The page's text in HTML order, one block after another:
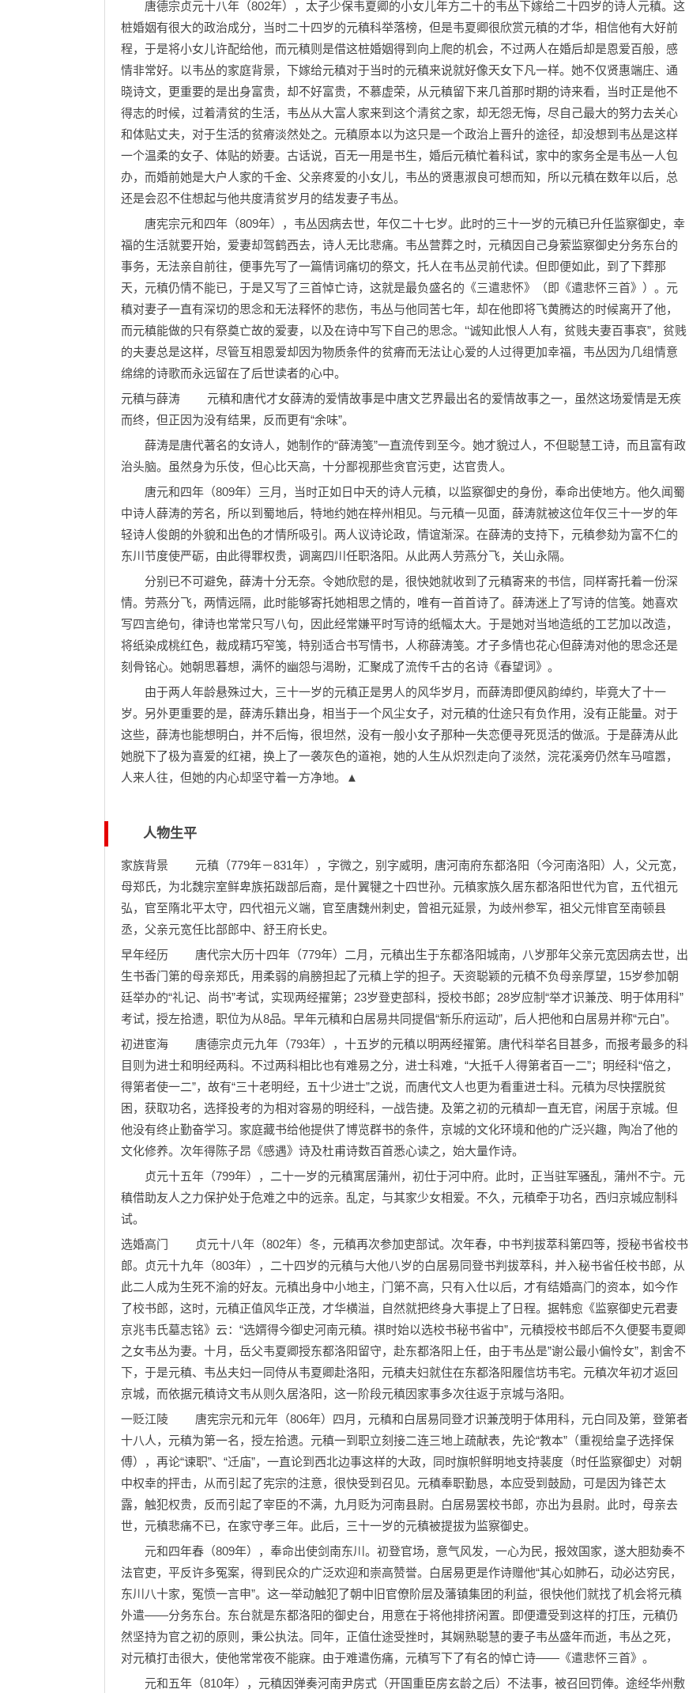
唐德宗贞元十八年（802年），太子少保韦夏卿的小女儿年方二十的韦丛下嫁给二十四岁的诗人元稹。这
桩婚姻有很大的政治成分，当时二十四岁的元稹科举落榜，但是韦夏卿很欣赏元稹的才华，相信他有大好前
程，于是将小女儿许配给他，而元稹则是借这桩婚姻得到向上爬的机会，不过两人在婚后却是恩爱百般，感
情非常好。以韦丛的家庭背景，下嫁给元稹对于当时的元稹来说就好像天女下凡一样。她不仅贤惠端庄、通
晓诗文，更重要的是出身富贵，却不好富贵，不慕虚荣，从元稹留下来几首那时期的诗来看，当时正是他不
得志的时候，过着清贫的生活，韦丛从大富人家来到这个清贫之家，却无怨无悔，尽自己最大的努力去关心
和体贴丈夫，对于生活的贫瘠淡然处之。元稹原本以为这只是一个政治上晋升的途径，却没想到韦丛是这样
一个温柔的女子、体贴的娇妻。古话说，百无一用是书生，婚后元稹忙着科试，家中的家务全是韦丛一人包
办，而婚前她是大户人家的千金、父亲疼爱的小女儿，韦丛的贤惠淑良可想而知，所以元稹在数年以后，总
还是会忍不住想起与他共度清贫岁月的结发妻子韦丛。
唐宪宗元和四年（809年），韦丛因病去世，年仅二十七岁。此时的三十一岁的元稹已升任监察御史，幸
福的生活就要开始，爱妻却驾鹤西去，诗人无比悲痛。韦丛营葬之时，元稹因自己身萦监察御史分务东台的
事务，无法亲自前往，便事先写了一篇情词痛切的祭文，托人在韦丛灵前代读。但即便如此，到了下葬那
天，元稹仍情不能已，于是又写了三首悼亡诗，这就是最负盛名的《三遣悲怀》（即《遣悲怀三首》）。元
稹对妻子一直有深切的思念和无法释怀的悲伤，韦丛与他同苦七年，却在他即将飞黄腾达的时候离开了他，
而元稹能做的只有祭奠亡故的爱妻，以及在诗中写下自己的思念。‘‘诚知此恨人人有，贫贱夫妻百事哀”，贫贱
的夫妻总是这样，尽管互相恩爱却因为物质条件的贫瘠而无法让心爱的人过得更加幸福，韦丛因为几组情意
绵绵的诗歌而永远留在了后世读者的心中。
元稹与薛涛 元稹和唐代才女薛涛的爱情故事是中唐文艺界最出名的爱情故事之一，虽然这场爱情是无疾
而终，但正因为没有结果，反而更有“余味”。
薛涛是唐代著名的女诗人，她制作的“薛涛笺”一直流传到至今。她才貌过人，不但聪慧工诗，而且富有政
治头脑。虽然身为乐伎，但心比天高，十分鄙视那些贪官污吏，达官贵人。
唐元和四年（809年）三月，当时正如日中天的诗人元稹，以监察御史的身份，奉命出使地方。他久闻蜀
中诗人薛涛的芳名，所以到蜀地后，特地约她在梓州相见。与元稹一见面，薛涛就被这位年仅三十一岁的年
轻诗人俊朗的外貌和出色的才情所吸引。两人议诗论政，情谊渐深。在薛涛的支持下，元稹参劾为富不仁的
东川节度使严砺，由此得罪权贵，调离四川任职洛阳。从此两人劳燕分飞，关山永隔。
分别已不可避免，薛涛十分无奈。令她欣慰的是，很快她就收到了元稹寄来的书信，同样寄托着一份深
情。劳燕分飞，两情远隔，此时能够寄托她相思之情的，唯有一首首诗了。薛涛迷上了写诗的信笺。她喜欢
写四言绝句，律诗也常常只写八句，因此经常嫌平时写诗的纸幅太大。于是她对当地造纸的工艺加以改造，
将纸染成桃红色，裁成精巧窄笺，特别适合书写情书，人称薛涛笺。才子多情也花心但薛涛对他的思念还是
刻骨铭心。她朝思暮想，满怀的幽怨与渴盼，汇聚成了流传千古的名诗《春望词》。
由于两人年龄悬殊过大，三十一岁的元稹正是男人的风华岁月，而薛涛即便风韵绰约，毕竟大了十一
岁。另外更重要的是，薛涛乐籍出身，相当于一个风尘女子，对元稹的仕途只有负作用，没有正能量。对于
这些，薛涛也能想明白，并不后悔，很坦然，没有一般小女子那种一失恋便寻死觅活的做派。于是薛涛从此
她脱下了极为喜爱的红裙，换上了一袭灰色的道袍，她的人生从炽烈走向了淡然，浣花溪旁仍然车马喧嚣，
人来人往，但她的内心却坚守着一方净地。▲
人物生平
家族背景 元稹（779年－831年），字微之，别字威明，唐河南府东都洛阳（今河南洛阳）人，父元宽，
母郑氏，为北魏宗室鲜卑族拓跋部后裔，是什翼犍之十四世孙。元稹家族久居东都洛阳世代为官，五代祖元
弘，官至隋北平太守，四代祖元义端，官至唐魏州刺史，曾祖元延景，为歧州参军，祖父元悱官至南顿县
丞，父亲元宽任比部郎中、舒王府长史。
早年经历 唐代宗大历十四年（779年）二月，元稹出生于东都洛阳城南，八岁那年父亲元宽因病去世，出
生书香门第的母亲郑氏，用柔弱的肩膀担起了元稹上学的担子。天资聪颖的元稹不负母亲厚望，15岁参加朝
廷举办的“礼记、尚书”考试，实现两经擢第；23岁登吏部科，授校书郎；28岁应制“举才识兼茂、明于体用科”
考试，授左拾遗，职位为从8品。早年元稹和白居易共同提倡“新乐府运动”，后人把他和白居易并称“元白”。
初进宦海 唐德宗贞元九年（793年），十五岁的元稹以明两经擢第。唐代科举名目甚多，而报考最多的科
目则为进士和明经两科。不过两科相比也有难易之分，进士科难，“大抵千人得第者百一二”；明经科“倍之，
得第者使一二”，故有“三十老明经，五十少进士”之说，而唐代文人也更为看重进士科。元稹为尽快摆脱贫
困，获取功名，选择投考的为相对容易的明经科，一战告捷。及第之初的元稹却一直无官，闲居于京城。但
他没有终止勤奋学习。家庭藏书给他提供了博览群书的条件，京城的文化环境和他的广泛兴趣，陶冶了他的
文化修养。次年得陈子昂《感遇》诗及杜甫诗数百首悉心读之，始大量作诗。
贞元十五年（799年），二十一岁的元稹寓居蒲州，初仕于河中府。此时，正当驻军骚乱，蒲州不宁。元
稹借助友人之力保护处于危难之中的远亲。乱定，与其家少女相爱。不久，元稹牵于功名，西归京城应制科
试。
选婚高门 贞元十八年（802年）冬，元稹再次参加吏部试。次年春，中书判拔萃科第四等，授秘书省校书
郎。贞元十九年（803年），二十四岁的元稹与大他八岁的白居易同登书判拔萃科，并入秘书省任校书郎，从
此二人成为生死不渝的好友。元稹出身中小地主，门第不高，只有入仕以后，才有结婚高门的资本，如今作
了校书郎，这时，元稹正值风华正茂，才华横溢，自然就把终身大事提上了日程。据韩愈《监察御史元君妻
京兆韦氏墓志铭》云：“选婿得今御史河南元稹。祺时始以选校书秘书省中”，元稹授校书郎后不久便娶韦夏卿
之女韦丛为妻。十月，岳父韦夏卿授东都洛阳留守，赴东都洛阳上任，由于韦丛是”谢公最小偏怜女”，割舍不
下，于是元稹、韦丛夫妇一同侍从韦夏卿赴洛阳，元稹夫妇就住在东都洛阳履信坊韦宅。元稹次年初才返回
京城，而依据元稹诗文韦从则久居洛阳，这一阶段元稹因家事多次往返于京城与洛阳。
一贬江陵 唐宪宗元和元年（806年）四月，元稹和白居易同登才识兼茂明于体用科，元白同及第，登第者
十八人，元稹为第一名，授左拾遗。元稹一到职立刻接二连三地上疏献表，先论“教本”（重视给皇子选择保
傅），再论“谏职”、“迁庙”，一直论到西北边事这样的大政，同时旗帜鲜明地支持裴度（时任监察御史）对朝
中权幸的抨击，从而引起了宪宗的注意，很快受到召见。元稹奉职勤恳，本应受到鼓励，可是因为锋芒太
露，触犯权贵，反而引起了宰臣的不满，九月贬为河南县尉。白居易罢校书郎，亦出为县尉。此时，母亲去
世，元稹悲痛不已，在家守孝三年。此后，三十一岁的元稹被提拔为监察御史。
元和四年春（809年），奉命出使剑南东川。初登官场，意气风发，一心为民，报效国家，遂大胆劾奏不
法官吏，平反许多冤案，得到民众的广泛欢迎和崇高赞誉。白居易更是作诗赠他“其心如肺石，动必达穷民，
东川八十家，冤愤一言申”。这一举动触犯了朝中旧官僚阶层及藩镇集团的利益，很快他们就找了机会将元稹
外遣——分务东台。东台就是东都洛阳的御史台，用意在于将他排挤闲置。即便遭受到这样的打压，元稹仍
然坚持为官之初的原则，秉公执法。同年，正值仕途受挫时，其娴熟聪慧的妻子韦丛盛年而逝，韦丛之死，
对元稹打击很大，使他常常夜不能寐。由于难遣伤痛，元稹写下了有名的悼亡诗——《遣悲怀三首》。
元和五年（810年），元稹因弹奏河南尹房式（开国重臣房玄龄之后）不法事，被召回罚俸。途经华州敷